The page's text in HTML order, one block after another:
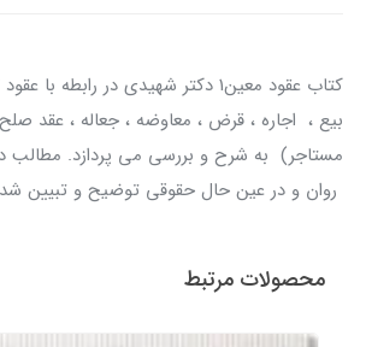
کتاب عقود معین1 دکتر شهیدی در
بیع ، اجاره ، قرض ، معاوضه ، جعاله ، عقد
مستاجر) به شرح و بررسی می پردازد. مطالب
روان و در عین حال حقوقی توضیح و تبیین
محصولات مرتبط